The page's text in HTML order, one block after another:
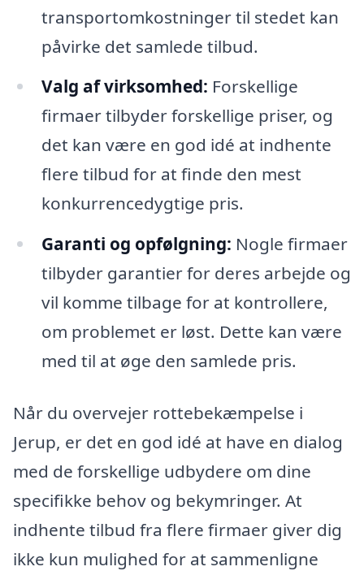
transportomkostninger til stedet kan
påvirke det samlede tilbud.
Valg af virksomhed: Forskellige
firmaer tilbyder forskellige priser, og
det kan være en god idé at indhente
flere tilbud for at finde den mest
konkurrencedygtige pris.
Garanti og opfølgning: Nogle firmaer
tilbyder garantier for deres arbejde og
vil komme tilbage for at kontrollere,
om problemet er løst. Dette kan være
med til at øge den samlede pris.
Når du overvejer rottebekæmpelse i
Jerup, er det en god idé at have en dialog
med de forskellige udbydere om dine
specifikke behov og bekymringer. At
indhente tilbud fra flere firmaer giver dig
ikke kun mulighed for at sammenligne